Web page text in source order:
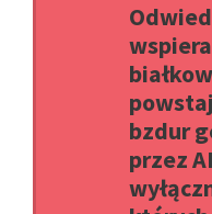
bzdur
przez